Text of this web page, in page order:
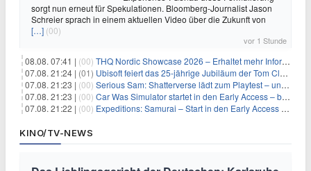
sorgt nun erneut für Spekulationen. Bloomberg-Journalist Jason
Schreier sprach in einem aktuellen Video über die Zukunft von
[…] (00)
vor 1 Stunde
08.08. 07:41 | (00) THQ Nordic Showcase 2026 – Erhaltet mehr Informationen
07.08. 21:24 | (01) Ubisoft feiert das 25-jährige Jubiläum der Tom Clancy’s Ghost Recon-Reihe
07.08. 21:23 | (00) Serious Sam: Shatterverse lädt zum Playtest – und erscheint schon bald!
07.08. 21:23 | (00) Car Was Simulator startet in den Early Access – bald gehts los!
07.08. 21:22 | (00) Expeditions: Samurai – Start in den Early Access ab heute im feudalen Japan
KINO/TV-NEWS